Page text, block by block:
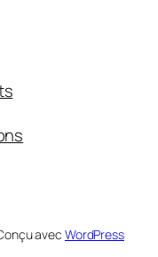
avec WordPress